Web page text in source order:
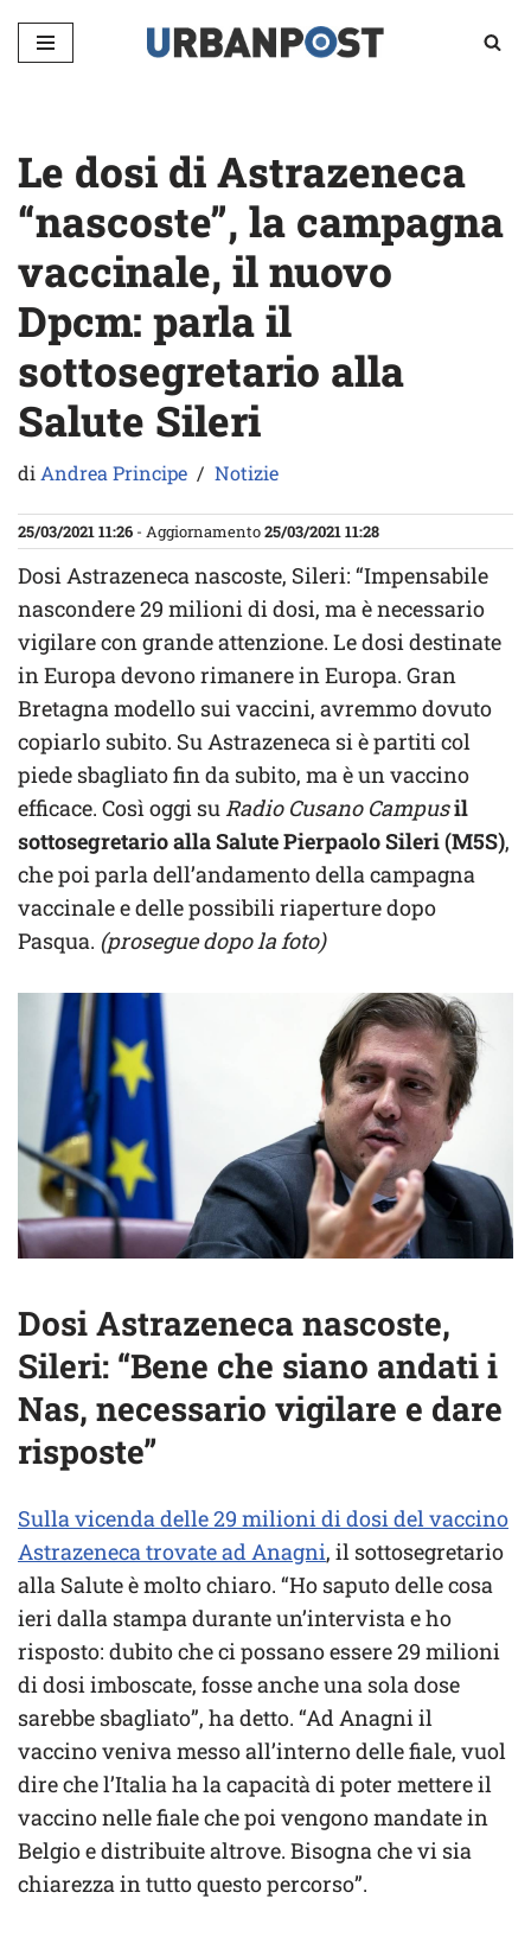
Vai
Le dosi di Astrazeneca
“nascoste”, la campagna
vaccinale, il nuovo
Dpcm: parla il
sottosegretario alla
Salute Sileri
diAndrea Principe Notizie
25/03/2021 11:26 - Aggiornamento25/03/2021 11:28
Dosi Astrazeneca nascoste, Sileri: “Impensabile
nascondere 29 milioni di dosi, ma è necessario
vigilare con grande attenzione. Le dosi destinate
in Europa devono rimanere in Europa. Gran
Bretagna modello sui vaccini, avremmo dovuto
copiarlo subito. Su Astrazeneca si è partiti col
piede sbagliato fin da subito, ma è un vaccino
efficace. Così oggi suRadio Cusano Campusil
sottosegretario alla Salute Pierpaolo Sileri (M5S),
che poi parla dell’andamento della campagna
vaccinale e delle possibili riaperture dopo
Pasqua. (prosegue dopo la foto)
Dosi Astrazeneca nascoste,
Sileri: “Bene che siano andati i
Nas, necessario vigilare e dare
risposte”
Sulla vicenda delle 29 milioni di dosi del vaccino
Astrazeneca trovate ad Anagni, il sottosegretario
alla Salute è molto chiaro. “Ho saputo delle cosa
ieri dalla stampa durante un’intervista e ho
risposto: dubito che ci possano essere 29 milioni
di dosi imboscate, fosse anche una sola dose
sarebbe sbagliato”, ha detto. “Ad Anagni il
vaccino veniva messo all’interno delle fiale, vuol
dire che l’Italia ha la capacità di poter mettere il
vaccino nelle fiale che poi vengono mandate in
Belgio e distribuite altrove. Bisogna che vi sia
chiarezza in tutto questo percorso”.